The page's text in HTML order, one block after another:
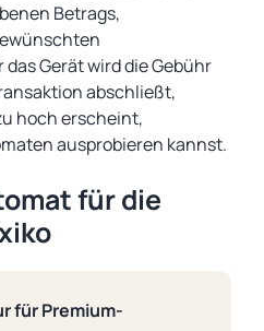
Betrags,
Gerät wird die Gebühr
abschließt,
hoch erscheint,
ausprobieren kannst.
für die
für Premium-